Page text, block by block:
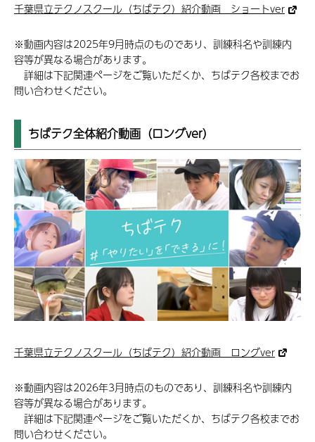
千葉県立テクノスクール（ちばテク）紹介動画 ショートver
※動画内容は2025年9月時点のものであり、訓練科名や訓練内
容等が異なる場合があります。
詳細は下記関連ページをご覧いただくか、ちばテク各校までお
問い合わせください。
ちばテク全体紹介動画（ロングver）
千葉県立テクノスクール（ちばテク）紹介動画 ロングver
※動画内容は2026年3月時点のものであり、訓練科名や訓練内
容等が異なる場合があります。
詳細は下記関連ページをご覧いただくか、ちばテク各校までお
問い合わせください。